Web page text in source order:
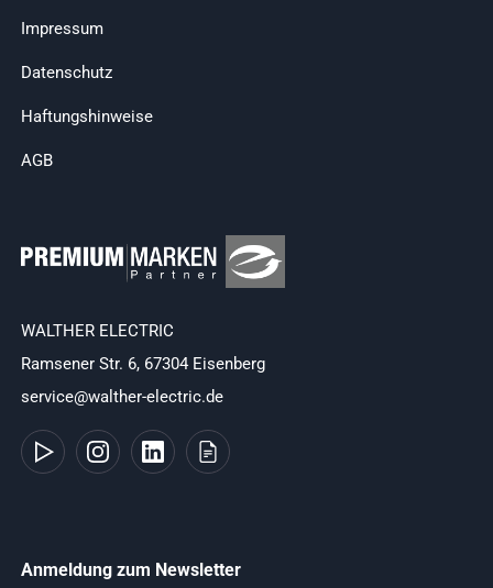
Impressum
Datenschutz
Haftungshinweise
AGB
WALTHER ELECTRIC
Ramsener Str. 6, 67304 Eisenberg
service@walther-electric.de
Anmeldung zum Newsletter